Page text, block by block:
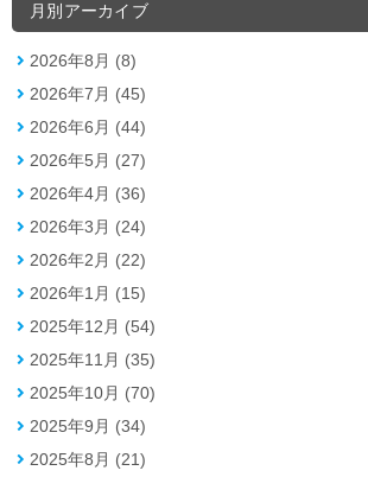
月別アーカイブ
2026年8月 (8)
2026年7月 (45)
2026年6月 (44)
2026年5月 (27)
2026年4月 (36)
2026年3月 (24)
2026年2月 (22)
2026年1月 (15)
2025年12月 (54)
2025年11月 (35)
2025年10月 (70)
2025年9月 (34)
2025年8月 (21)